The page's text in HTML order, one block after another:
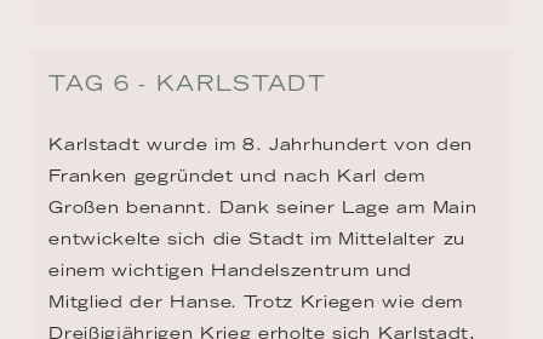
TAG 6 - KARLSTADT
Karlstadt wurde im 8. Jahrhundert von den
Franken gegründet und nach Karl dem
Großen benannt. Dank seiner Lage am Main
entwickelte sich die Stadt im Mittelalter zu
einem wichtigen Handelszentrum und
Mitglied der Hanse. Trotz Kriegen wie dem
Dreißigjährigen Krieg erholte sich Karlstadt,